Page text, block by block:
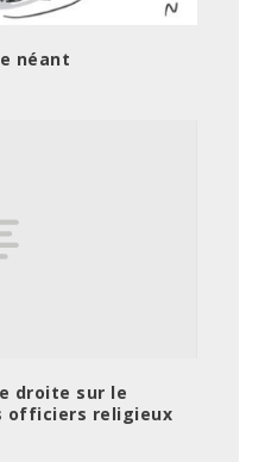
néant
droite sur le
officiers religieux